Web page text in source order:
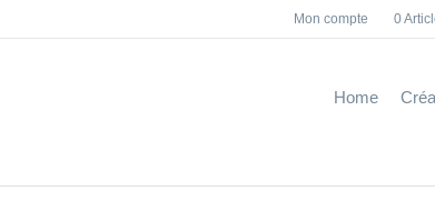
a
n
Mon compte 0
Home